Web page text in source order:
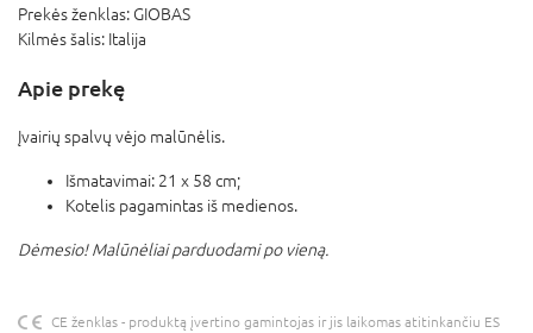
Prekės ženklas: GIOBAS
Kilmės šalis: Italija
Apie prekę
Įvairių spalvų vėjo malūnėlis.
Išmatavimai: 21 x 58 cm;
Kotelis pagamintas iš medienos.
Dėmesio! Malūnėliai parduodami po vieną.
CE ženklas - produktą įvertino gamintojas ir jis laikomas atitinkančiu ES